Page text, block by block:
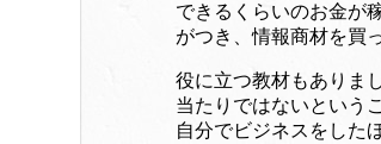
できるくらいのお金が
がつき、情報商材を買
役に立つ教材もありま
当たりではないという
自分でビジネスをした